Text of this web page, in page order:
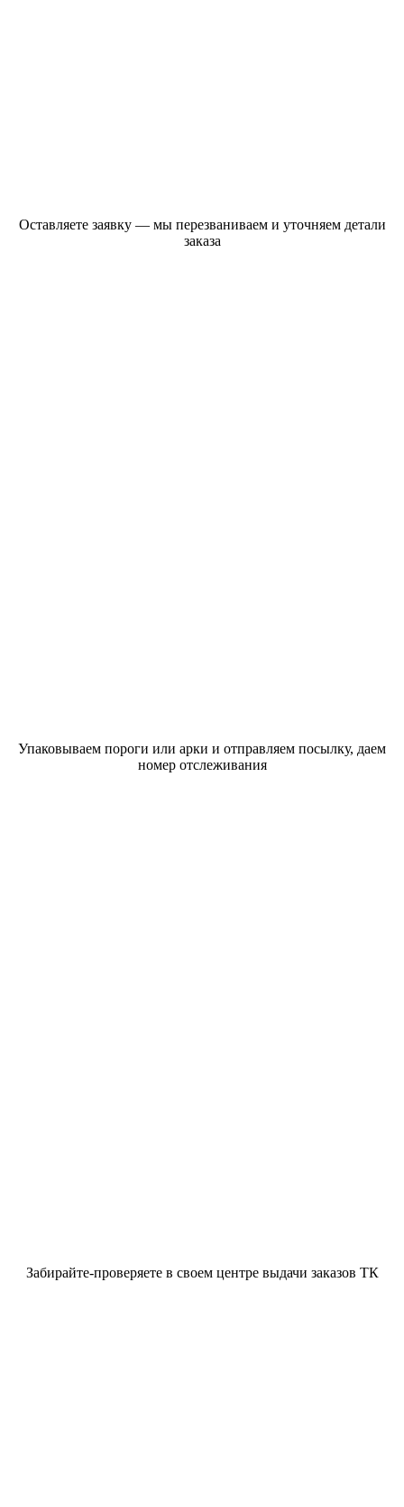
Оставляете заявку — мы перезваниваем и уточняем детали
заказа
Упаковываем пороги или арки и отправляем посылку, даем
номер отслеживания
Забирайте-проверяете в своем центре выдачи заказов ТК